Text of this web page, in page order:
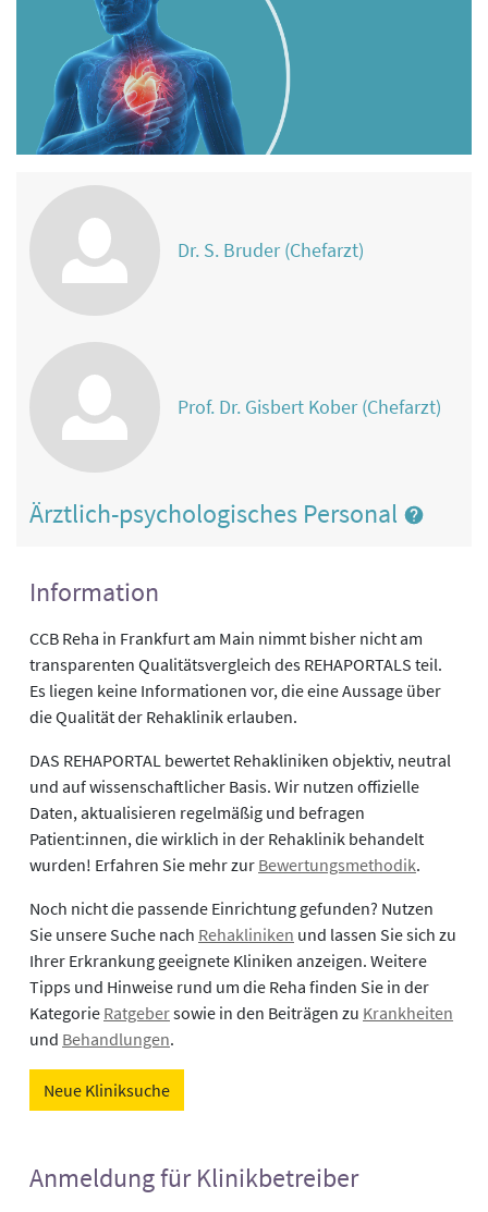
Dr. S. Bruder (Chefarzt)
Prof. Dr. Gisbert Kober (Chefarzt)
Ärztlich-psychologisches Personal
Information
CCB Reha in Frankfurt am Main nimmt bisher nicht am
transparenten Qualitätsvergleich des REHAPORTALS teil.
Es liegen keine Informationen vor, die eine Aussage über
die Qualität der Rehaklinik erlauben.
DAS REHAPORTAL bewertet Rehakliniken objektiv, neutral
und auf wissenschaftlicher Basis. Wir nutzen offizielle
Daten, aktualisieren regelmäßig und befragen
Patient:innen, die wirklich in der Rehaklinik behandelt
wurden! Erfahren Sie mehr zur Bewertungsmethodik.
Noch nicht die passende Einrichtung gefunden? Nutzen
Sie unsere Suche nach Rehakliniken und lassen Sie sich zu
Ihrer Erkrankung geeignete Kliniken anzeigen. Weitere
Tipps und Hinweise rund um die Reha finden Sie in der
Kategorie Ratgebersowie in den Beiträgen zu Krankheiten
und Behandlungen.
Neue Kliniksuche
Anmeldung für Klinikbetreiber